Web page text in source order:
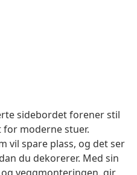
sidebordet forener stil
moderne stuer.
vil spare plass, og det ser
du dekorerer. Med sin